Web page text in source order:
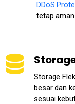
DDoS
tetap aman.
Storage
besar dan
sesuai